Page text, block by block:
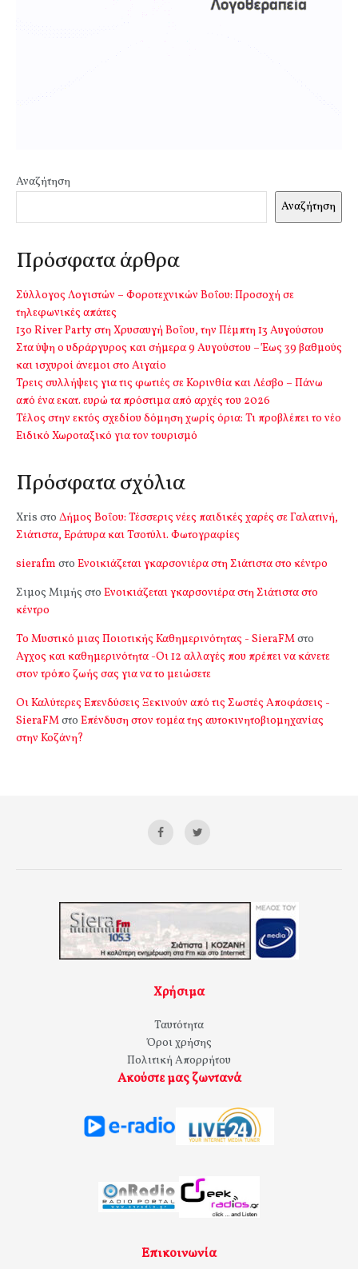
Αναζήτηση
Αναζήτηση
Πρόσφατα άρθρα
Σύλλογος Λογιστών – Φοροτεχνικών Βοΐου: Προσοχή σε
τηλεφωνικές απάτες
13o River Party στη Χρυσαυγή Βοΐου, την Πέμπτη 13 Αυγούστου
Στα ύψη ο υδράργυρος και σήμερα 9 Αυγούστου – Έως 39 βαθμούς
και ισχυροί άνεμοι στο Αιγαίο
Τρεις συλλήψεις για τις φωτιές σε Κορινθία και Λέσβο – Πάνω
από ένα εκατ. ευρώ τα πρόστιμα από αρχές του 2026
Τέλος στην εκτός σχεδίου δόμηση χωρίς όρια: Τι προβλέπει το νέο
Ειδικό Χωροταξικό για τον τουρισμό
Πρόσφατα σχόλια
Xris στο Δήμος Βοΐου: Τέσσερις νέες παιδικές χαρές σε Γαλατινή,
Σιάτιστα, Εράτυρα και Τσοτύλι. Φωτογραφίες
sierafm στο Ενοικιάζεται γκαρσονιέρα στη Σιάτιστα στο κέντρο
Σιμος Μιμής στο Ενοικιάζεται γκαρσονιέρα στη Σιάτιστα στο
κέντρο
Το Μυστικό μιας Ποιοτικής Καθημερινότητας - SieraFMστο
Αγχος και καθημερινότητα -Οι 12 αλλαγές που πρέπει να κάνετε
στον τρόπο ζωής σας για να το μειώσετε
Οι Καλύτερες Επενδύσεις Ξεκινούν από τις Σωστές Αποφάσεις -
SieraFMστο Επένδυση στον τομέα της αυτοκινητοβιομηχανίας
στην Κοζάνη?
Χρήσιμα
Ταυτότητα
Όροι χρήσης
Πολιτική Απορρήτου
Ακούστε μας ζωντανά
Επικοινωνία